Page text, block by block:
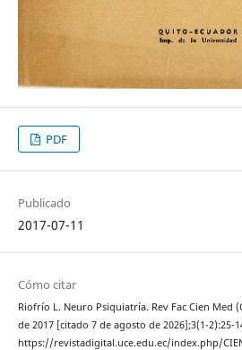
PDF
Publicado
2017-07-11
Cómo citar
Riofrío L. Neuro Psiquiatría. Rev Fac Cien
de 2017 [citado 7 de agosto de 2026];3(1-2):25-
https://revistadigital.uce.edu.ec/index.php/